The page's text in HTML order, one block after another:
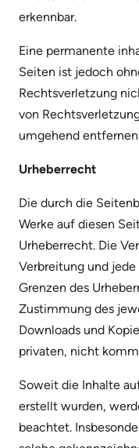
erkennbar.
Eine permanente
Seiten ist jedoch
Rechtsverletzung
von
umgehend
Urheberrecht
Die durch die
Werke auf diesen
Urheberrecht. Die
Verbreitung und
Grenzen des
Zustimmung des
Downloads und
privaten, nicht
Soweit die Inhalte
erstellt wurden,
beachtet.